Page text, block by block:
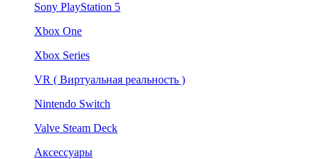
Sony PlayStation 5
Xbox One
Xbox Series
VR ( Виртуальная реальность )
Nintendo Switch
Valve Steam Deck
Аксессуары